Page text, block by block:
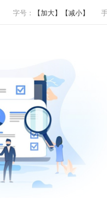
字号： 【加大】 【减小】